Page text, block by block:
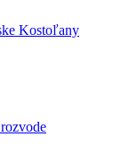
Kostoľany